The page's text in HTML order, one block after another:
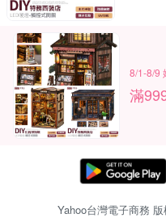
8/1-8/9
滿
Yahoo台灣電子商務